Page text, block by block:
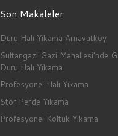
Son Makaleler
Duru Halı Yıkama Arnavutköy
Sultangazi Gazi Mahallesi’nde
Duru Halı Yıkama
Profesyonel Halı Yıkama
Stor Perde Yıkama
Profesyonel Koltuk Yıkama